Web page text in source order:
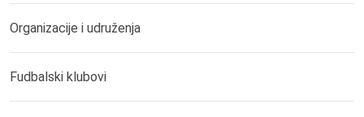
Organizacije i udruženja
Fudbalski klubovi